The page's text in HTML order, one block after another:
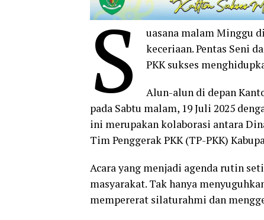
S
uasana malam Minggu
keceriaan. Pentas Seni
PKK sukses
Alun-alun di depan
pada Sabtu malam, 19 Juli 2025
ini merupakan kolaborasi antara
Tim Penggerak PKK (TP-PKK)
Acara yang menjadi agenda rutin
masyarakat. Tak hanya
mempererat silaturahmi dan